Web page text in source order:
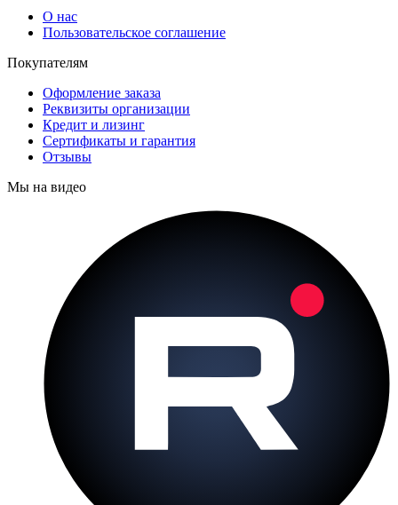
О нас
Пользовательское соглашение
Покупателям
Оформление заказа
Реквизиты организации
Кредит и лизинг
Сертификаты и гарантия
Отзывы
Мы на видео